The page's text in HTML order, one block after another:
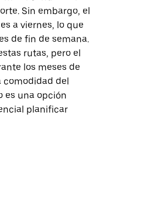
Sin embargo, el
a viernes, lo que
de fin de semana.
rutas, pero el
los meses de
comodidad del
es una opción
planificar